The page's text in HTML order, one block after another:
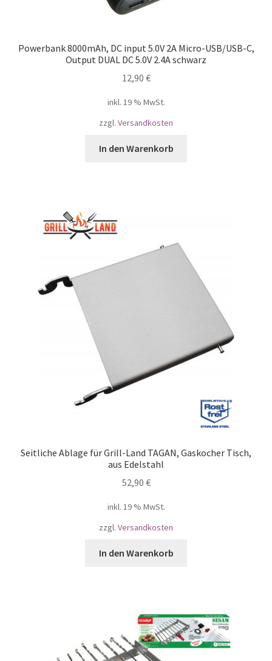
Powerbank 8000mAh, DC input 5.0V 2A Micro-USB/USB-C,
Output DUAL DC 5.0V 2.4A schwarz
12,90 €
inkl. 19 % MwSt.
zzgl. Versandkosten
In den Warenkorb
Seitliche Ablage für Grill-Land TAGAN, Gaskocher Tisch,
aus Edelstahl
52,90 €
inkl. 19 % MwSt.
zzgl. Versandkosten
In den Warenkorb